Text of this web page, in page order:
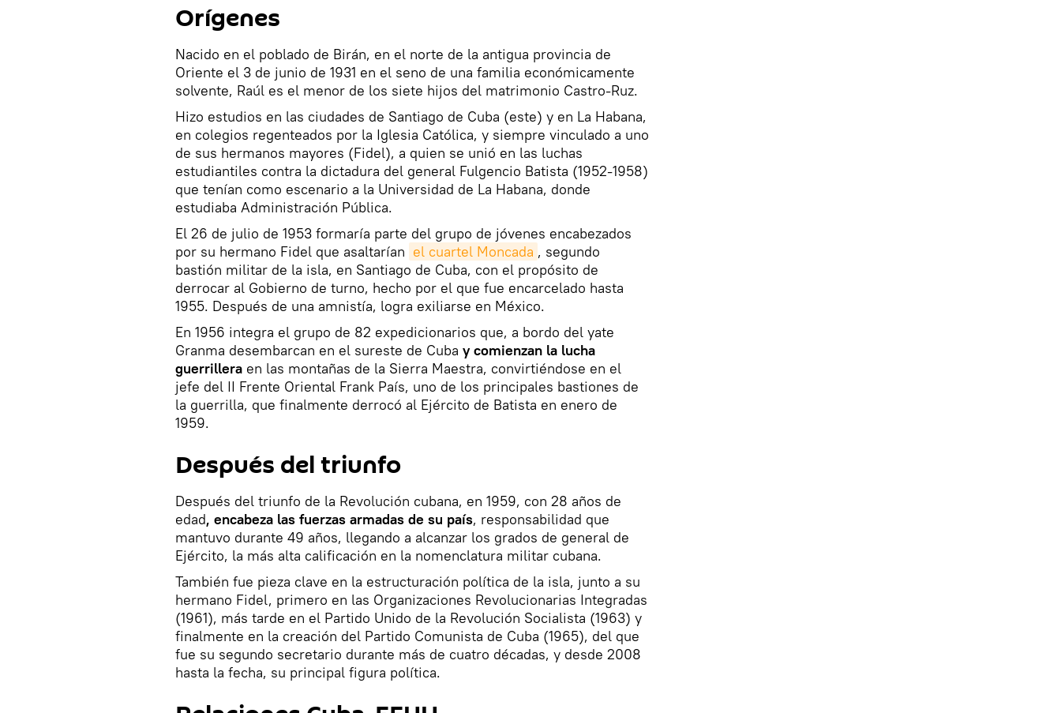
Orígenes
Nacido en el poblado de Birán, en el norte de la antigua provincia de
Oriente el 3 de junio de 1931 en el seno de una familia económicamente
solvente, Raúl es el menor de los siete hijos del matrimonio Castro-Ruz.
Hizo estudios en las ciudades de Santiago de Cuba (este) y en La Habana,
en colegios regenteados por la Iglesia Católica, y siempre vinculado a uno
de sus hermanos mayores (Fidel), a quien se unió en las luchas
estudiantiles contra la dictadura del general Fulgencio Batista (1952-1958)
que tenían como escenario a la Universidad de La Habana, donde
estudiaba Administración Pública.
El 26 de julio de 1953 formaría parte del grupo de jóvenes encabezados
por su hermano Fidel que asaltarían el cuartel Moncada , segundo
bastión militar de la isla, en Santiago de Cuba, con el propósito de
derrocar al Gobierno de turno, hecho por el que fue encarcelado hasta
1955. Después de una amnistía, logra exiliarse en México.
En 1956 integra el grupo de 82 expedicionarios que, a bordo del yate
Granma desembarcan en el sureste de Cuba y comienzan la lucha
guerrillera en las montañas de la Sierra Maestra, convirtiéndose en el
jefe del II Frente Oriental Frank País, uno de los principales bastiones de
la guerrilla, que finalmente derrocó al Ejército de Batista en enero de
1959.
Después del triunfo
Después del triunfo de la Revolución cubana, en 1959, con 28 años de
edad, encabeza las fuerzas armadas de su país, responsabilidad que
mantuvo durante 49 años, llegando a alcanzar los grados de general de
Ejército, la más alta calificación en la nomenclatura militar cubana.
También fue pieza clave en la estructuración política de la isla, junto a su
hermano Fidel, primero en las Organizaciones Revolucionarias Integradas
(1961), más tarde en el Partido Unido de la Revolución Socialista (1963) y
finalmente en la creación del Partido Comunista de Cuba (1965), del que
fue su segundo secretario durante más de cuatro décadas, y desde 2008
hasta la fecha, su principal figura política.